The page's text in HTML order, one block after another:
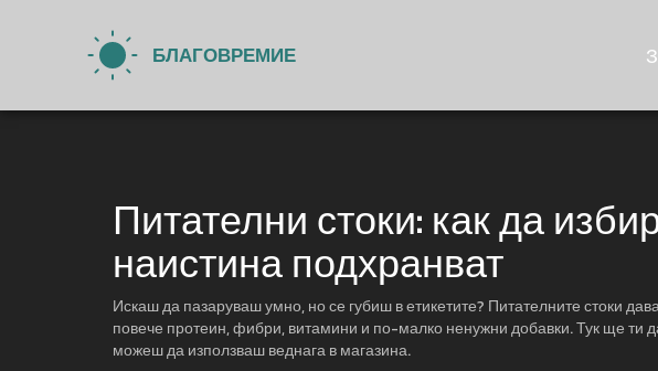
Питателни стоки: как да
наистина подхранват
Искаш да пазаруваш умно, но се губиш в етикетите? Питателните стоки
повече протеин, фибри, витамини и по-малко ненужни добавки. Тук ще ти
можеш да използваш веднага в магазина.